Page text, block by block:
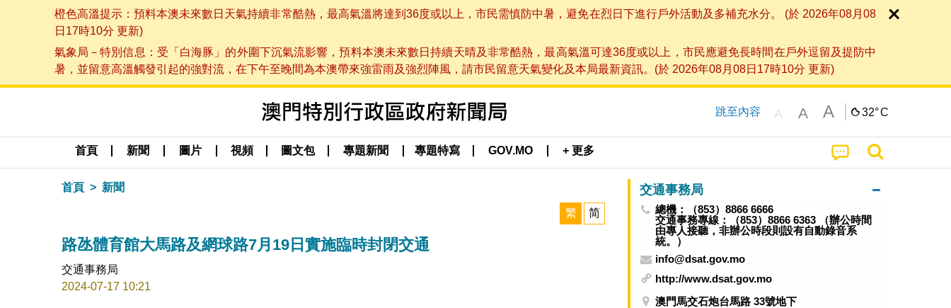
橙色高溫提示：預料本澳未來數日天氣持續非常酷熱，最高氣溫將達到36度或以上，市民需慎防中暑，避免在烈日下進行戶外活動及多補充水分。 (於 2026年08月08
日17時10分 更新)
氣象局－特別信息：受「白海豚」的外圍下沉氣流影響，預料本澳未來數日持續天晴及非常酷熱，最高氣溫可達36度或以上，市民應避免長時間在戶外逗留及提防中
暑，並留意高溫觸發引起的強對流，在下午至晚間為本澳帶來強雷雨及強烈陣風，請市民留意天氣變化及本局最新資訊。(於 2026年08月08日17時10分 更新)
跳至內容 A A A 32°C
首頁 新聞 圖片 視頻 圖文包 專題新聞 專題特寫 GOV.MO + 更多
首頁 新聞
繁 简
路氹體育館大馬路及網球路7月19日實施臨時封閉交通
交通事務局
2024-07-17 10:21
交通事務局
總機：（853）8866 6666
交通事務專線：（853）8866 6363 （辦公時間
由專人接聽，非辦公時段則設有自動錄音系
統。）
info@dsat.gov.mo
http://www.dsat.gov.mo
澳門馬交石炮台馬路 33號地下